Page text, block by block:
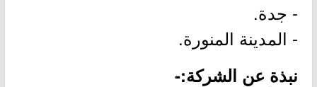
- جدة.
- المدينة المنورة.
نبذة عن الشركة:-